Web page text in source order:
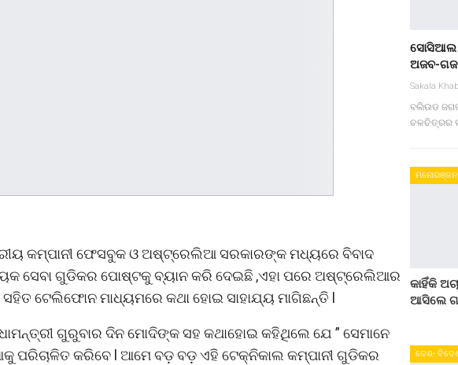
କମ୍ପାନୀ ଫେସବୁକ ଓ ଅଷ୍ଟ୍ରେଲିଆ ସରକାରଙ୍କ ମଧ୍ୟରେ ବିବାଦ
ସେବା ଗୁଡିକର ପୋଷ୍ଟକୁ ବ୍ୟାନ କରି ଦେଇଛି ,ଏହା ପରେ ଅଷ୍ଟ୍ରେଲିଆର
ଟେଲିଫୋନ ମାଧ୍ୟମରେ କଥା ହୋଇ ସାହାଯ୍ୟ ମାଗିଛନ୍ତି l
ଗୁରୁବାର ଦିନ ମୋଦିଙ୍କ ସହ କଥାହୋଇ କହିଥିଲେ ଯେ ” ସେମାନେ
ପରିଚାଳିତ କରିବେ l ଆମେ ବଡ଼ ବଡ଼ ଏହି ଟେକ୍ନିକାଲ କମ୍ପାନୀ ଗୁଡିକର
ସୋସିଆଲ
ଅଜବ-
Sakala
ବଲିଉଡ
ଚଳଚିତ୍ରର
ମନୋରଞ୍ଜନ
କାହିଁକି
ଆସିଲେ
ଦେଶ-